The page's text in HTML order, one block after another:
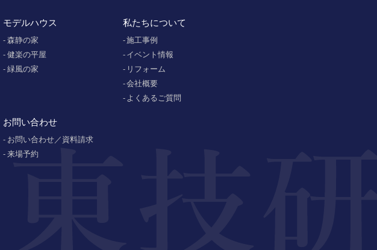
モデルハウス
森静の家
健楽の平屋
緑風の家
私たちについて
施工事例
イベント情報
リフォーム
会社概要
よくあるご質問
お問い合わせ
お問い合わせ／資料請求
来場予約